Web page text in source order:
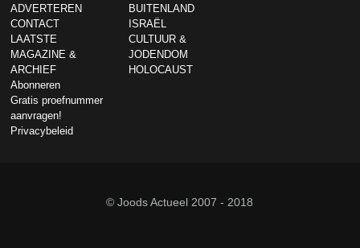
ADVERTEREN
CONTACT
LAATSTE
MAGAZINE &
ARCHIEF
Abonneren
Gratis proefnummer
aanvragen!
Privacybeleid
BUITENLAND
ISRAËL
CULTUUR &
JODENDOM
HOLOCAUST
© Joods Actueel 2007 - 2018